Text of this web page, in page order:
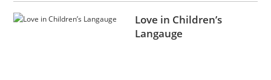
Love in Children’s
Langauge